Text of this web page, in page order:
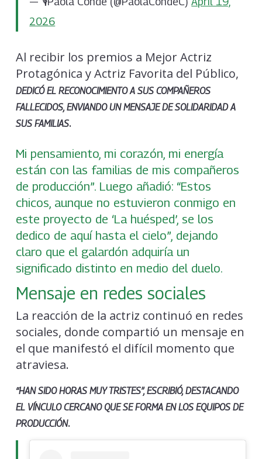
2026
Al recibir los premios a Mejor Actriz
Protagónica y Actriz Favorita del Público,
DEDICÓ EL RECONOCIMIENTO A SUS COMPAÑEROS
FALLECIDOS, ENVIANDO UN MENSAJE DE SOLIDARIDAD A
SUS FAMILIAS.
Mi pensamiento, mi corazón, mi energía
están con las familias de mis compañeros
de producción”. Luego añadió: “Estos
chicos, aunque no estuvieron conmigo en
este proyecto de ‘La huésped’, se los
dedico de aquí hasta el cielo”, dejando
claro que el galardón adquiría un
significado distinto en medio del duelo.
Mensaje en redes sociales
La reacción de la actriz continuó en redes
sociales, donde compartió un mensaje en
el que manifestó el difícil momento que
atraviesa.
“HAN SIDO HORAS MUY TRISTES”, ESCRIBIÓ, DESTACANDO
EL VÍNCULO CERCANO QUE SE FORMA EN LOS EQUIPOS DE
PRODUCCIÓN.